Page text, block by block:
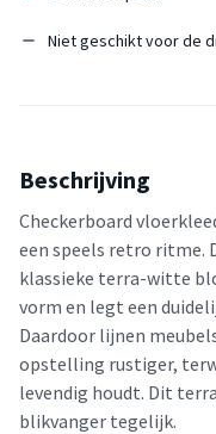
Niet geschikt voor de
Beschrijving
Checkerboard
een speels retro ritme.
klassieke terra-witte
vorm en legt een
Daardoor lijnen
opstelling rustiger,
levendig houdt. Dit
blikvanger tegelijk.